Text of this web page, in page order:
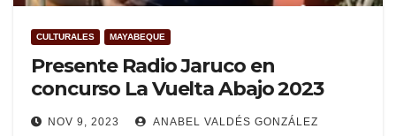
CULTURALES MAYABEQUE
Presente Radio Jaruco en
concurso La Vuelta Abajo 2023
NOV 9, 2023 ANABEL VALDÉS GONZÁLEZ